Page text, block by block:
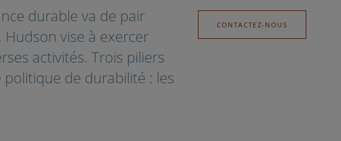
durable va de pair
vise à exercer
activités. Trois piliers
de durabilité : les
CONTACTEZ-NOUS